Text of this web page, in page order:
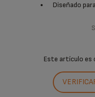
Diseñado
Este artículo es